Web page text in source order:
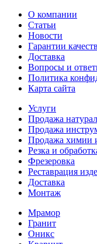
О компании
Статьи
Новости
Гарантии
Доставка
Вопросы и
Политика
Карта сайта
Услуги
Продажа
Продажа
Продажа химии
Резка и
Фрезеровка
Реставрация
Доставка
Монтаж
Мрамор
Гранит
Оникс